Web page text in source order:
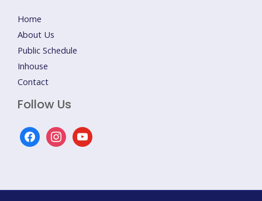
Home
About Us
Public Schedule
Inhouse
Contact
Follow Us
facebookinstagramyoutube